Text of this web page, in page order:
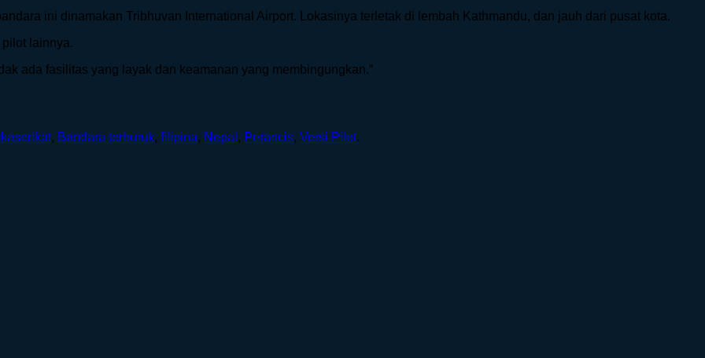
ini dinamakan Tribhuvan International Airport. Lokasinya terletak di lembah Kathmandu, dan jauh dari pusat kota.
lainnya.
ada fasilitas yang layak dan keamanan yang membingungkan.”
, Bandara terburuk, filipina, Nepal , Perancis, Versi Pilot.